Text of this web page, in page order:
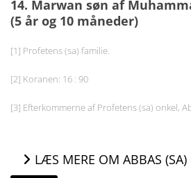
14. Marwan søn af
(5 år og 10 måneder)
[1] Profetens (sa) familie.
[2] Koranen: 16 : 90
[3] Efterkommerne af Profetens (sa) onkel,
LÆS MERE OM ABBAS (SA)